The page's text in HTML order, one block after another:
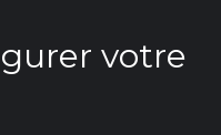
votre